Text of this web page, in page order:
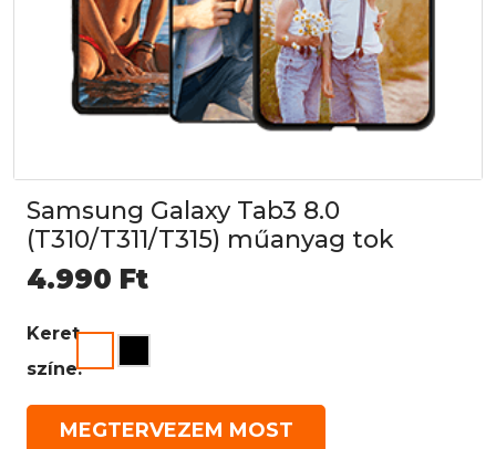
Samsung Galaxy Tab3 8.0
(T310/T311/T315) műanyag tok
4.990 Ft
Keret
színe:
MEGTERVEZEM MOST